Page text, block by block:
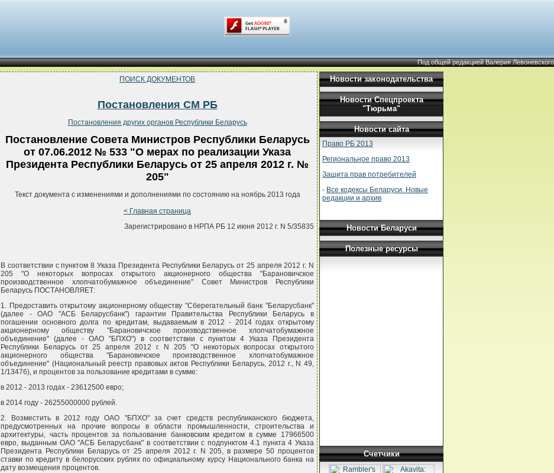
Под общей редакцией Валерия Левоневского
ПОИСК ДОКУМЕНТОВ
Постановления СМ РБ
Постановления других органов Республики Беларусь
Постановление Совета Министров Республики Беларусь
от 07.06.2012 № 533 "О мерах по реализации Указа
Президента Республики Беларусь от 25 апреля 2012 г. №
205"
Текст документа с изменениями и дополнениями по состоянию на ноябрь 2013 года
< Главная страница
Зарегистрировано в НРПА РБ 12 июня 2012 г. N 5/35835
В соответствии с пунктом 8 Указа Президента Республики Беларусь от 25 апреля 2012 г. N
205 "О некоторых вопросах открытого акционерного общества "Барановичское
производственное хлопчатобумажное объединение" Совет Министров Республики
Беларусь ПОСТАНОВЛЯЕТ:
1. Предоставить открытому акционерному обществу "Сберегательный банк "Беларусбанк"
(далее - ОАО "АСБ Беларусбанк") гарантии Правительства Республики Беларусь в
погашении основного долга по кредитам, выдаваемым в 2012 - 2014 годах открытому
акционерному обществу "Барановичское производственное хлопчатобумажное
объединение" (далее - ОАО "БПХО") в соответствии с пунктом 4 Указа Президента
Республики Беларусь от 25 апреля 2012 г. N 205 "О некоторых вопросах открытого
акционерного общества "Барановичское производственное хлопчатобумажное
объединение" (Национальный реестр правовых актов Республики Беларусь, 2012 г., N 49,
1/13476), и процентов за пользование кредитами в сумме:
в 2012 - 2013 годах - 23612500 евро;
в 2014 году - 26255000000 рублей.
2. Возместить в 2012 году ОАО "БПХО" за счет средств республиканского бюджета,
предусмотренных на прочие вопросы в области промышленности, строительства и
архитектуры, часть процентов за пользование банковским кредитом в сумме 17966500
евро, выданным ОАО "АСБ Беларусбанк" в соответствии с подпунктом 4.1 пункта 4 Указа
Президента Республики Беларусь от 25 апреля 2012 г. N 205, в размере 50 процентов
ставки по кредиту в белорусских рублях по официальному курсу Национального банка на
дату возмещения процентов.
Новости законодательства
Новости Спецпроекта
"Тюрьма"
Новости сайта
Право РБ 2013
Региональное право 2013
Защита прав потребителей
- Все кодексы Беларуси. Новые
редакции и архив
Новости Беларуси
Полезные ресурсы
Счетчики